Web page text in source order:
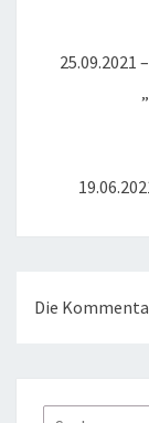
25.09.2021
Die
Suchen